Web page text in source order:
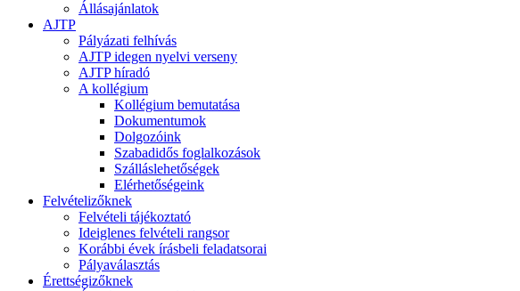
Állásajánlatok
AJTP
Pályázati felhívás
AJTP idegen nyelvi verseny
AJTP híradó
A kollégium
Kollégium bemutatása
Dokumentumok
Dolgozóink
Szabadidős foglalkozások
Szálláslehetőségek
Elérhetőségeink
Felvételizőknek
Felvételi tájékoztató
Ideiglenes felvételi rangsor
Korábbi évek írásbeli feladatsorai
Pályaválasztás
Érettségizőknek